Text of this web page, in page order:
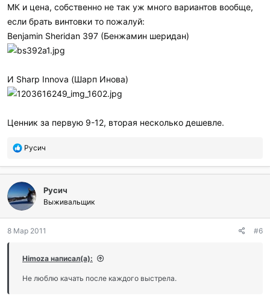
МК и цена, собственно не так уж много вариантов вообще,
если брать винтовки то пожалуй:
Benjamin Sheridan 397 (Бенжамин шеридан)
И Sharp Innova (Шарп Инова)
Ценник за первую 9-12, вторая несколько дешевле.
П
б
а
г
о
а
и
и
Русич
Русич
Выживальщик
8 Мар 2011 #6
Himoza написал(а):
Не люблю качать после каждого выстрела.